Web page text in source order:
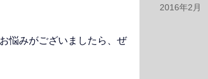
悩みがございましたら、ぜ
2016年2月